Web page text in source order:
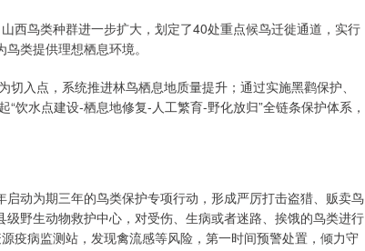
鸟类种群进一步扩大，划定了40处重点候鸟迁徙通道，实行
类提供理想栖息环境。
入点，系统推进林鸟栖息地质量提升；通过实施黑鹳保护、
饮水点建设-栖息地修复-人工繁育-野化放归”全链条保护体系，
动为期三年的鸟类保护专项行动，形成严厉打击盗猎、贩卖鸟
野生动物救护中心，对受伤、生病或者迷路、挨饿的鸟类进行
疫病监测站，发现禽流感等风险，第一时间预警处置，倾力守